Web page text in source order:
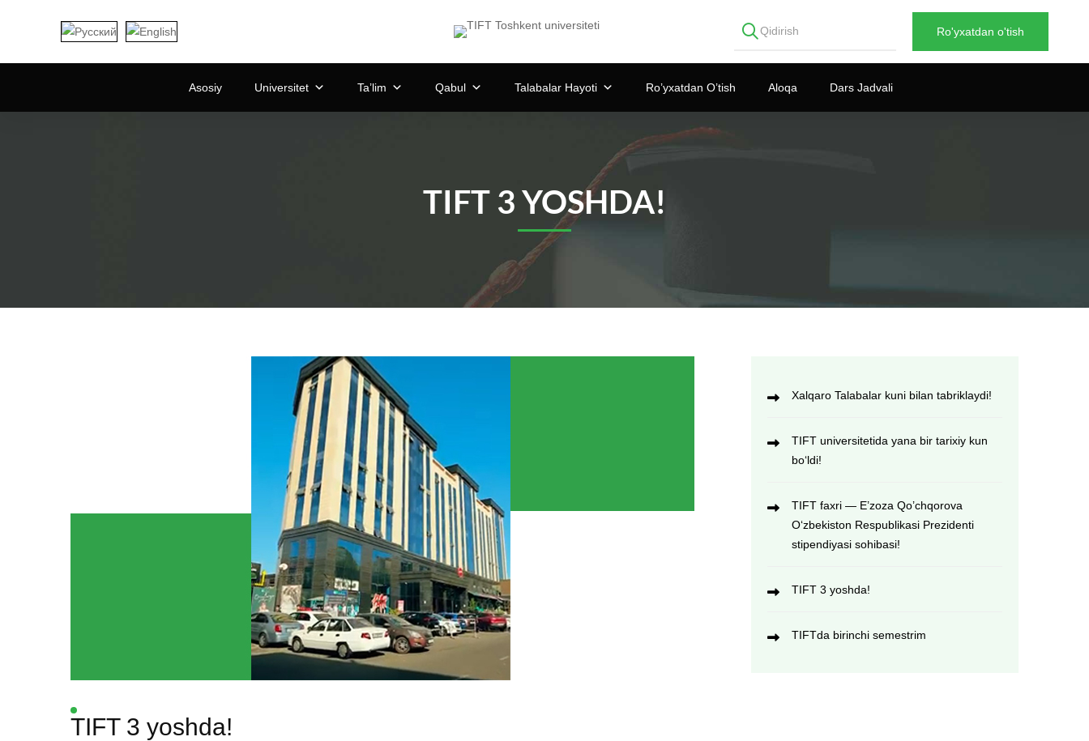
Ro'yxatdan o'tish
Asosiy Universitet Ta’lim Qabul Talabalar Hayoti Ro’yxatdan O’tish Aloqa Dars Jadvali
TIFT 3 YOSHDA!
TIFT 3 yoshda!
Xalqaro Talabalar kuni bilan tabriklaydi!
TIFT universitetida yana bir tarixiy kun
bo‘ldi!
TIFT faxri — E’zoza Qo’chqorova
O‘zbekiston Respublikasi Prezidenti
stipendiyasi sohibasi!
TIFT 3 yoshda!
TIFTda birinchi semestrim